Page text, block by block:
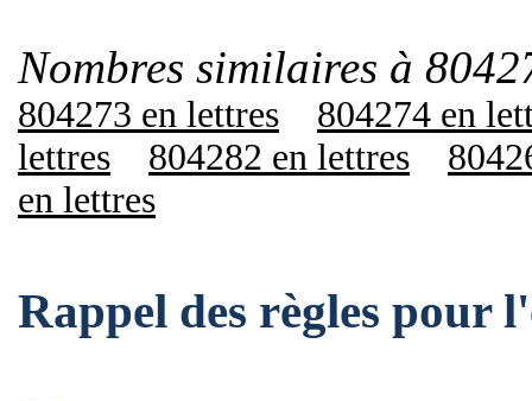
Nombres similaires à
804273 en lettres
804274 en
lettres
804282 en lettres
en lettres
Rappel des règles pour